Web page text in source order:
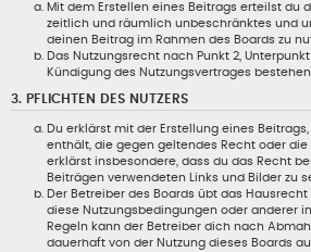
Mit dem Erstellen eines Beitrags erteilst du
zeitlich und räumlich unbeschränktes und
deinen Beitrag im Rahmen des Boards zu
Das Nutzungsrecht nach Punkt 2,
Kündigung des Nutzungsvertrages
3. PFLICHTEN DES NUTZERS
Du erklärst mit der Erstellung eines
enthält, die gegen geltendes Recht oder die
erklärst insbesondere, dass du das Recht
Beiträgen verwendeten Links und Bilder zu
Der Betreiber des Boards übt das
diese Nutzungsbedingungen oder anderer
Regeln kann der Betreiber dich nach
dauerhaft von der Nutzung dieses Boards